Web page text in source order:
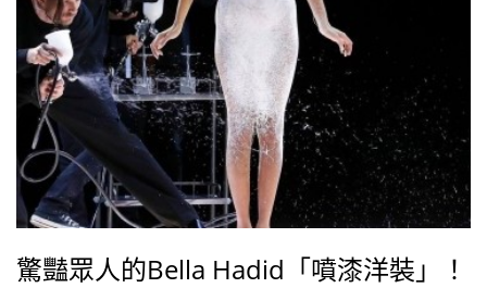
驚豔眾人的Bella Hadid「噴漆洋裝」！